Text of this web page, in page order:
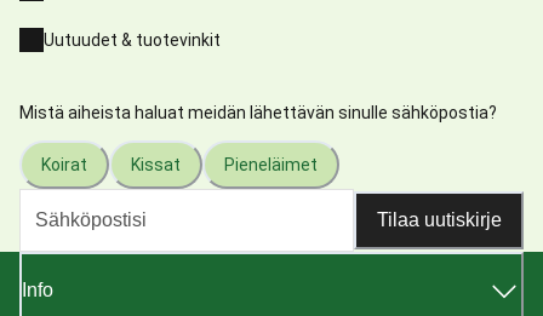
Uutuudet & tuotevinkit
Mistä aiheista haluat meidän lähettävän sinulle sähköpostia?
Koirat Kissat Pieneläimet
Tilaa uutiskirje
Info